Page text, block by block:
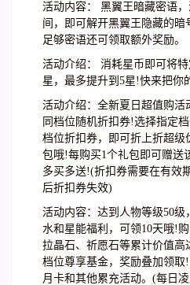
活动内容： 黑翼王暗藏密语
间，即可解开黑翼王隐藏的
足够密语还可领取额外奖励。
活动介绍： 消耗星币即可将
星，最多提升到5星!快来把你
活动介绍：全新夏日超值购活
同档位随机折扣券!选择指定
档位折扣券，即可折上折超级
包哦!每购买1个礼包即可赠送
多买多送!(折扣券需要在有效
后折扣券失效)
活动内容：达到人物等级50级
水和星能福利，可领10天哦!
拉晶石、祈愿石等累计价值高
档位尊享基金，奖励叠加领取!
月卡和其他累充活动。(每日